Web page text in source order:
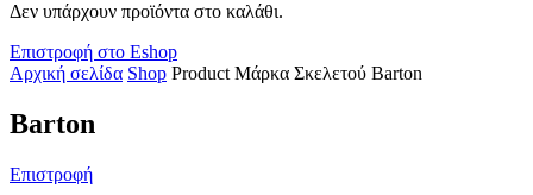
Δεν υπάρχουν προϊόντα στο καλάθι.
Επιστροφή στο Eshop
Αρχική σελίδα Shop Product Μάρκα Σκελετού Barton
Barton
Επιστροφή